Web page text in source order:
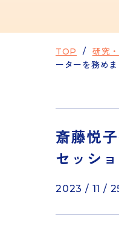
TOP 研究
ーターを務め
斎藤悦
セッシ
2023 / 11 /